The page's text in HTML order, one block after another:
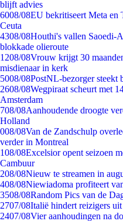
blijft advies
6008/08EU bekritiseert Meta en
Ceuta
4308/08Houthi's vallen Saoedi-
blokkade olieroute
1208/08Vrouw krijgt 30
misdienaar in kerk
5008/08PostNL-bezorger steekt
2608/08Wegpiraat scheurt met
Amsterdam
708/08Aanhoudende droogte
Holland
008/08Van de Zandschulp
verder in Montreal
108/08Excelsior opent seizoen
Cambuur
208/08Nieuw te streamen in
408/08Niewiadoma profiteert
3508/08Random Pics van de
2707/08Italië hindert reizigers
2407/08Vier aanhoudingen na